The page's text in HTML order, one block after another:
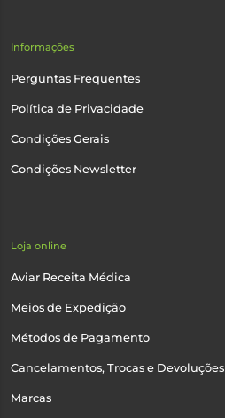
Informações
Perguntas Frequentes
Política de Privacidade
Condições Gerais
Condições Newsletter
Loja online
Aviar Receita Médica
Meios de Expedição
Métodos de Pagamento
Cancelamentos, Trocas e Devoluções
Marcas